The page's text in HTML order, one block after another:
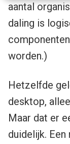
aantal
daling is
worden.)
Hetzelfde
desktop,
Maar dat er
duidelijk.